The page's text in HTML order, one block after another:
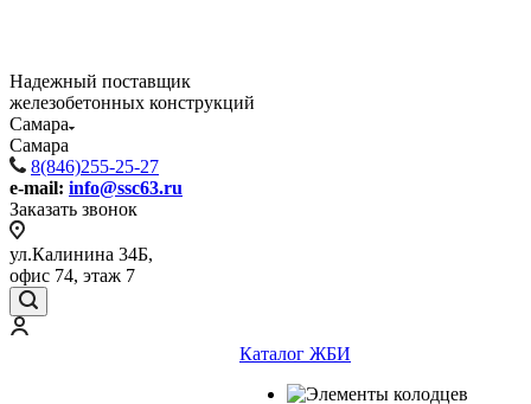
Надежный поставщик
железобетонных конструкций
Самара
Самара
8(846)255-25-27
e-mail: info@ssc63.ru
Заказать звонок
ул.Калинина 34Б,
офис 74, этаж 7
Каталог ЖБИ